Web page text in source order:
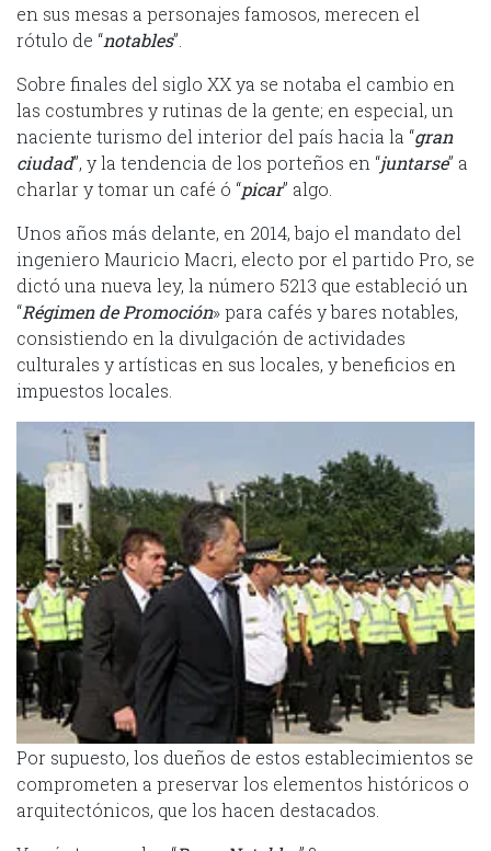
en sus mesas a personajes famosos, merecen el
rótulo de “notables”.
Sobre finales del siglo XX ya se notaba el cambio en
las costumbres y rutinas de la gente; en especial, un
naciente turismo del interior del país hacia la “gran
ciudad”, y la tendencia de los porteños en “juntarse” a
charlar y tomar un café ó “picar” algo.
Unos años más delante, en 2014, bajo el mandato del
ingeniero Mauricio Macri, electo por el partido Pro, se
dictó una nueva ley, la número 5213 que estableció un
“Régimen de Promoción» para cafés y bares notables,
consistiendo en la divulgación de actividades
culturales y artísticas en sus locales, y beneficios en
impuestos locales.
Por supuesto, los dueños de estos establecimientos se
comprometen a preservar los elementos históricos o
arquitectónicos, que los hacen destacados.